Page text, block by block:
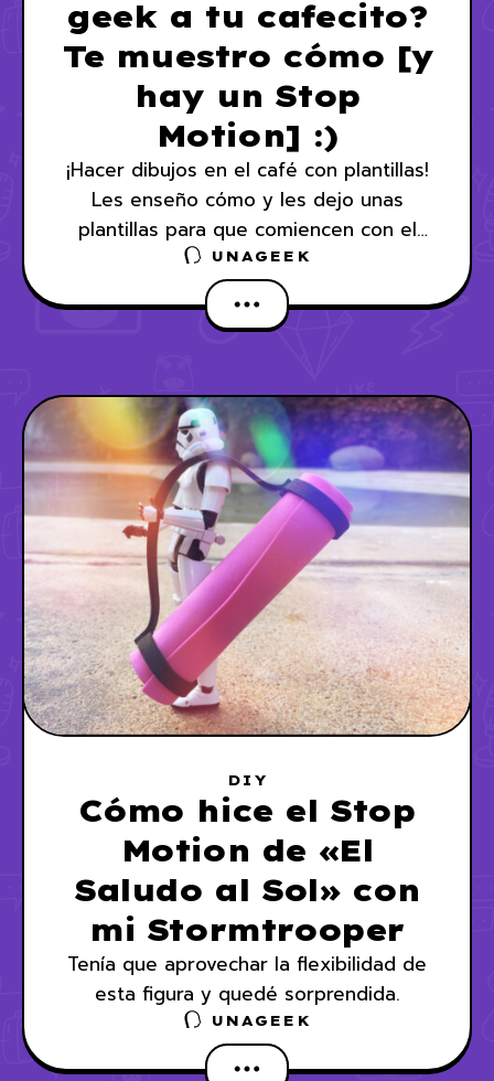
geek a tu cafecito?
Te muestro cómo [y
hay un Stop
Motion] :)
¡Hacer dibujos en el café con plantillas!
Les enseño cómo y les dejo unas
plantillas para que comiencen con el
suyo
UNAGEEK
DIY
Cómo hice el Stop
Motion de «El
Saludo al Sol» con
mi Stormtrooper
Tenía que aprovechar la flexibilidad de
esta figura y quedé sorprendida.
UNAGEEK